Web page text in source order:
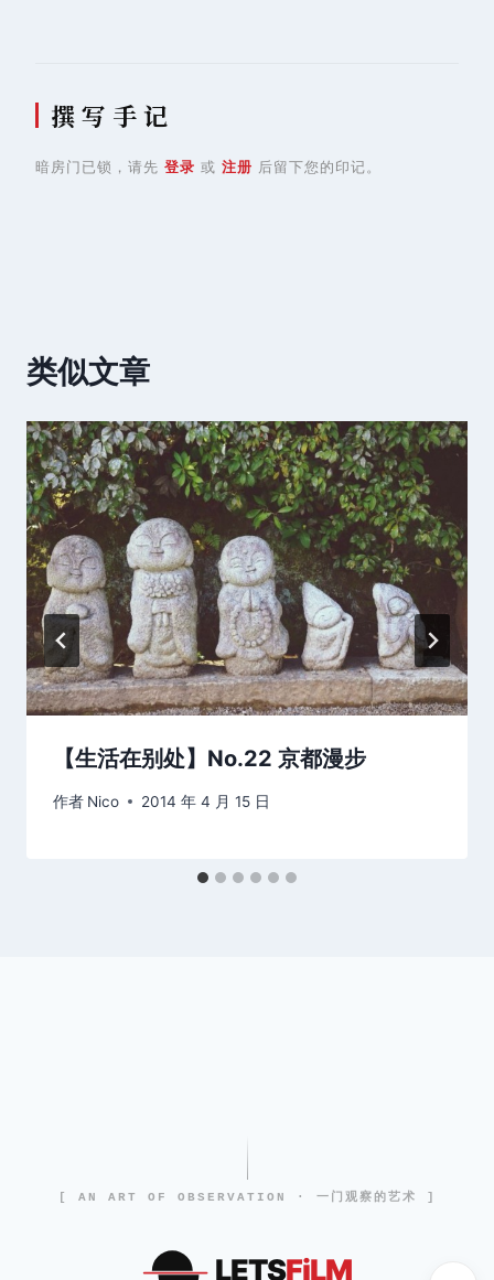
撰 写 手 记
暗房门已锁，请先 登录 或 注册 后留下您的印记。
类似文章
【生活在别处】No.22 京都漫步
作者 Nico 2014 年 4 月 15 日
[ AN ART OF OBSERVATION · 一门观察的艺术 ]
LETSFiLM